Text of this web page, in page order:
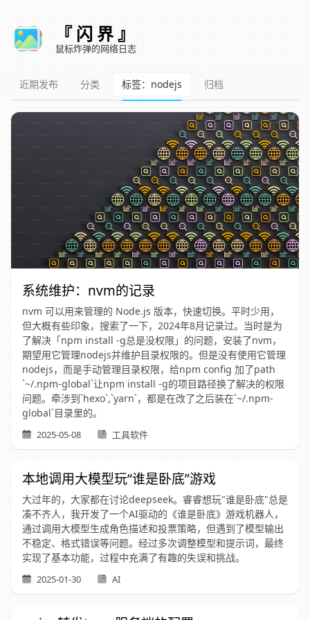
『 闪 界 』
鼠标炸弹的网络日志
近期发布 分类 标签：nodejs 归档
系统维护：nvm的记录
nvm 可以用来管理的 Node.js 版本，快速切换。平时少用，
但大概有些印象，搜索了一下，2024年8月记录过。当时是为
了解决「npm install -g总是没权限」的问题，安装了nvm，
期望用它管理nodejs并维护目录权限的。但是没有使用它管理
nodejs，而是手动管理目录权限，给npm config 加了path
`~/.npm-global`让npm install -g的项目路径换了解决的权限
问题。牵涉到`hexo`,`yarn`，都是在改了之后装在`~/.npm-
global`目录里的。
2025-05-08 工具软件
本地调用大模型玩“谁是卧底”游戏
大过年的，大家都在讨论deepseek。睿睿想玩"谁是卧底"总是
凑不齐人，我开发了一个AI驱动的《谁是卧底》游戏机器人，
通过调用大模型生成角色描述和投票策略，但遇到了模型输出
不稳定、格式错误等问题。经过多次调整模型和提示词，最终
实现了基本功能，过程中充满了有趣的失误和挑战。
2025-01-30 AI